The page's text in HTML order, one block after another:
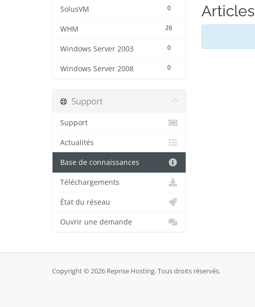
0
SolusVM
26
WHM
0
Windows Server 2003
0
Windows Server 2008
Articles
Support
Support
Actualités
Base de connaissances
Téléchargements
État du réseau
Ouvrir une demande
Copyright © 2026 Reprise Hosting. Tous droits réservés.